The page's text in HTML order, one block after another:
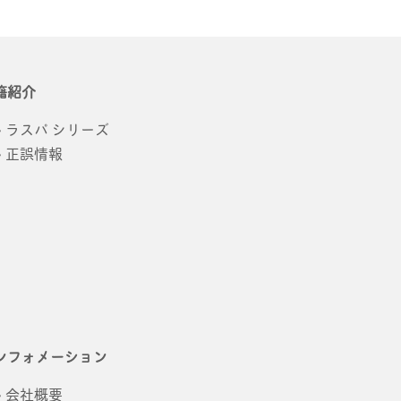
紹介
ラスパ シリーズ
正誤情報
フォメーション
会社概要